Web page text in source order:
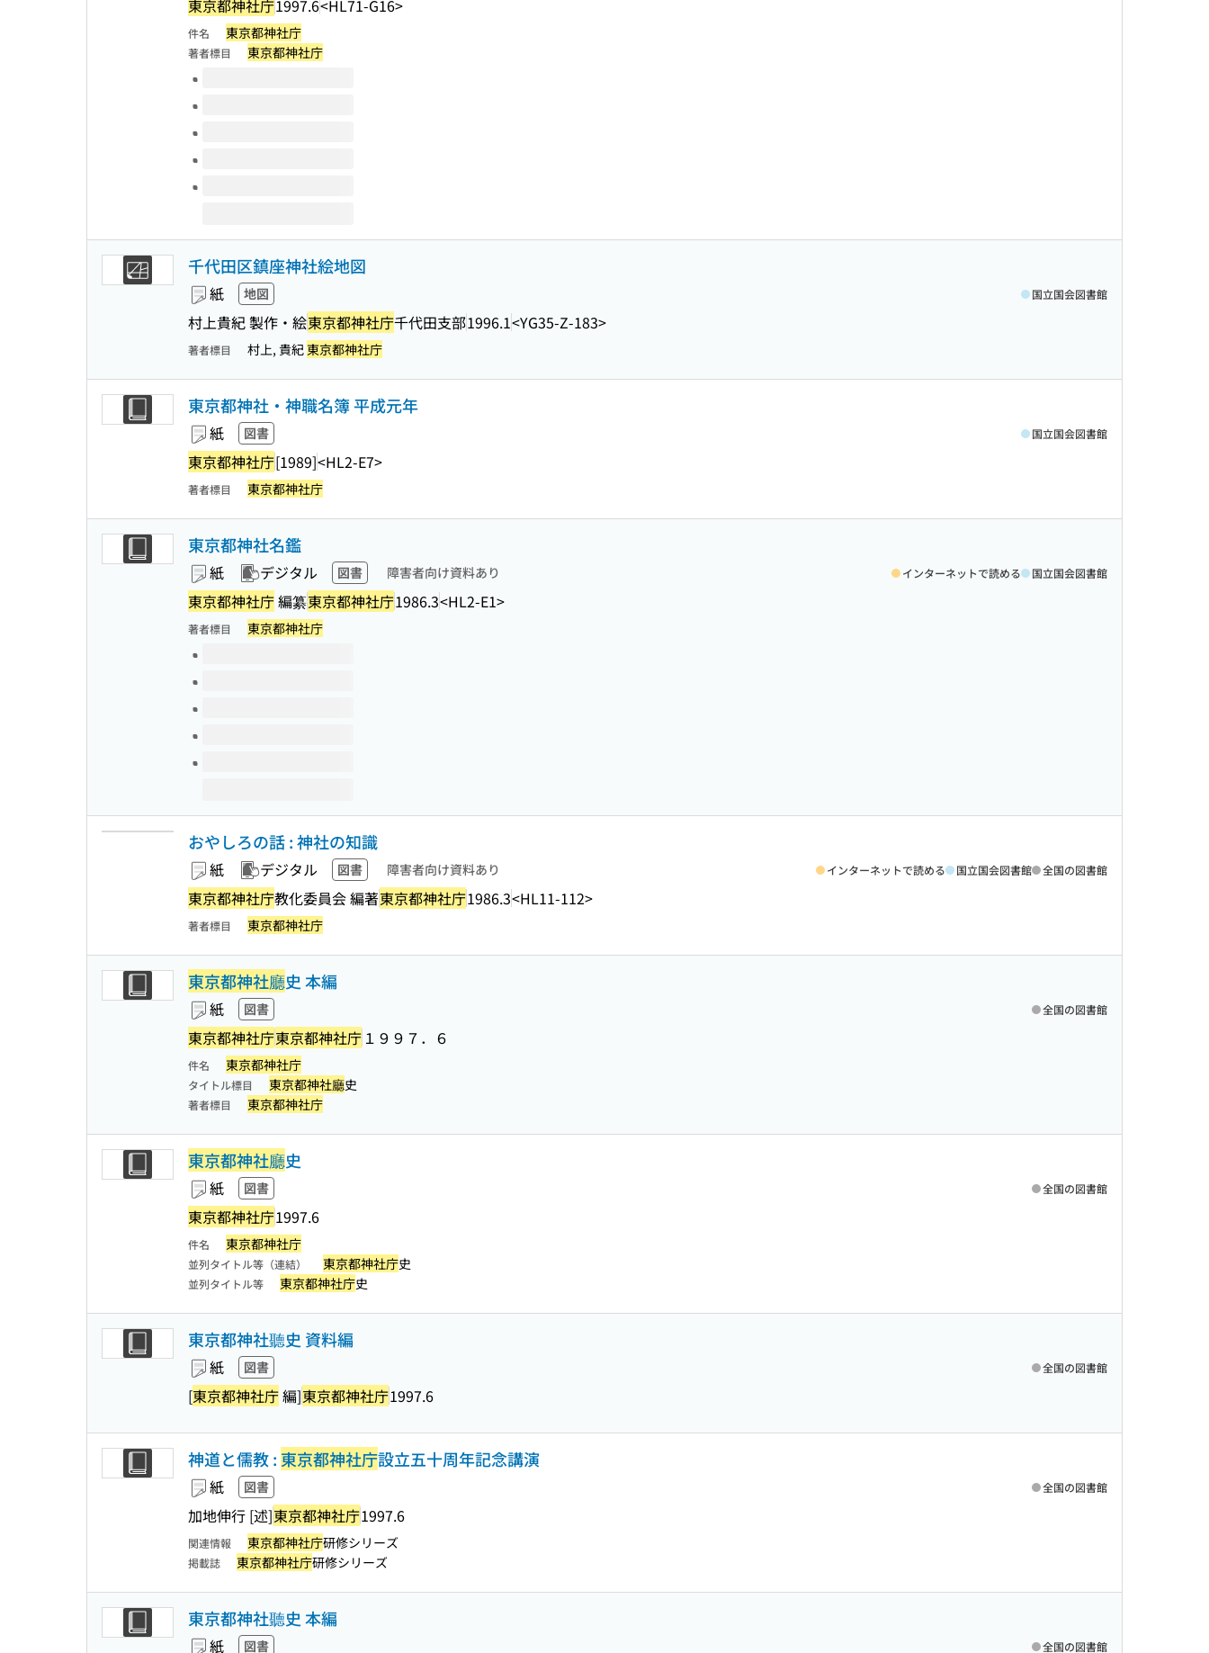
東京都神社庁1997.6<HL71-G16>
件名 東京都神社庁
著者標目 東京都神社庁
このタイトルの巻号
千代田区鎮座神社絵地図
紙 地図
村上貴紀 製作・絵東京都神社庁千代田支部1996.1<YG35-Z-183>
国立国会図書館
著者標目 村上, 貴紀 東京都神社庁
東京都神社・神職名簿 平成元年
紙 図書
東京都神社庁[1989]<HL2-E7>
国立国会図書館
著者標目 東京都神社庁
東京都神社名鑑
紙 デジタル 図書 障害者向け資料あり
東京都神社庁編纂東京都神社庁1986.3<HL2-E1>
インターネットで読める 国立国会図書館
著者標目 東京都神社庁
このタイトルの巻号
おやしろの話 : 神社の知識
紙 デジタル 図書 障害者向け資料あり
東京都神社庁教化委員会 編著東京都神社庁1986.3<HL11-112>
インターネットで読める 国立国会図書館 全国の図書館
著者標目 東京都神社庁
東京都神社廳史 本編
紙 図書
東京都神社庁東京都神社庁 １９９７．６
全国の図書館
件名 東京都神社庁
タイトル標目 東京都神社廳史
著者標目 東京都神社庁
東京都神社廳史
紙 図書
東京都神社庁1997.6
全国の図書館
件名 東京都神社庁
並列タイトル等（連結） 東京都神社庁史
並列タイトル等 東京都神社庁史
東京都神社聽史 資料編
紙 図書
[東京都神社庁編]東京都神社庁1997.6
全国の図書館
神道と儒教 : 東京都神社庁設立五十周年記念講演
紙 図書
加地伸行 [述]東京都神社庁1997.6
全国の図書館
関連情報 東京都神社庁研修シリーズ
掲載誌 東京都神社庁研修シリーズ
東京都神社聽史 本編
紙 図書 全国の図書館